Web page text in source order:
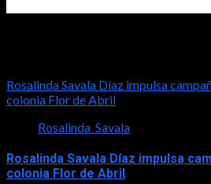
Rosalinda Savala Díaz impulsa
colonia Flor de Abril
Rosalinda_Savala
Rosalinda Savala Díaz impulsa
colonia Flor de Abril